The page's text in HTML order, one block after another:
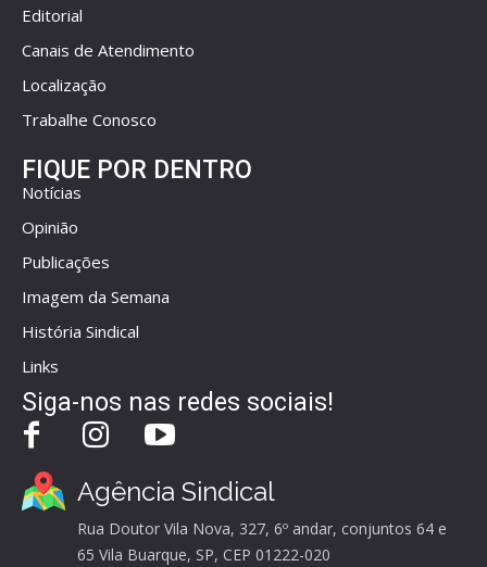
Editorial
Canais de Atendimento
Localização
Trabalhe Conosco
FIQUE POR DENTRO
Notícias
Opinião
Publicações
Imagem da Semana
História Sindical
Links
Siga-nos nas redes sociais!
Agência Sindical
Rua Doutor Vila Nova, 327, 6º andar, conjuntos 64 e
65 Vila Buarque, SP, CEP 01222-020